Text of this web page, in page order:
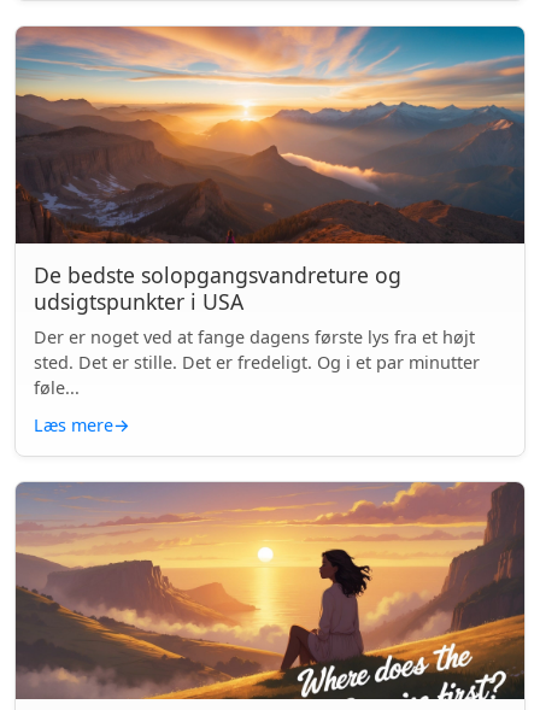
De bedste solopgangsvandreture og
udsigtspunkter i USA
Der er noget ved at fange dagens første lys fra et højt
sted. Det er stille. Det er fredeligt. Og i et par minutter
føle...
Læs mere→